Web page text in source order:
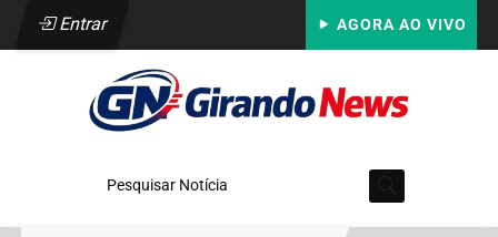
Entrar AGORA AO VIVO
Pesquisar Notícia